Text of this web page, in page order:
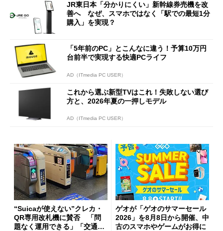
JR東日本「分かりにくい」新幹線券売機を改
善へ なぜ、スマホではなく「駅での最短1分
購入」を実現？
「5年前のPC」とこんなに違う！予算10万円
台前半で実現する快適PCライフ
AD（ITmedia PC USER）
これから選ぶ新型TVはこれ！失敗しない選び
方と、2026年夏の一押しモデル
AD（ITmedia PC USER）
“Suicaが使えない”クレカ・
QR専用改札機に賛否 「問
題なく運用できる」「交通系I
ゲオが「ゲオのサマーセール
2026」を8月8日から開催、中
古のスマホやゲームがお得に